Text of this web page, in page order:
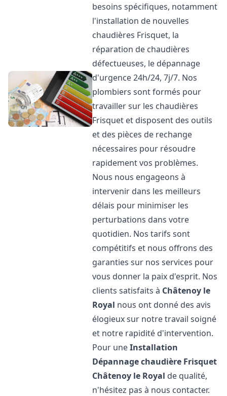
besoins spécifiques, notamment
l'installation de nouvelles
chaudières Frisquet, la
réparation de chaudières
défectueuses, le dépannage
d'urgence 24h/24, 7j/7. Nos
plombiers sont formés pour
travailler sur les chaudières
Frisquet et disposent des outils
et des pièces de rechange
nécessaires pour résoudre
rapidement vos problèmes.
Nous nous engageons à
intervenir dans les meilleurs
délais pour minimiser les
perturbations dans votre
quotidien. Nos tarifs sont
compétitifs et nous offrons des
garanties sur nos services pour
vous donner la paix d'esprit. Nos
clients satisfaits à Châtenoy le
Royal nous ont donné des avis
élogieux sur notre travail soigné
et notre rapidité d'intervention.
Pour uneInstallation
Dépannage chaudière Frisquet
Châtenoy le Royal de qualité,
n'hésitez pas à nous contacter.